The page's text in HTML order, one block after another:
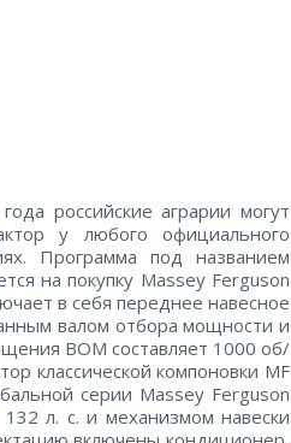
российские аграрии могут
у любого официального
Программа под названием
на покупку Massey Ferguson
в себя переднее навесное
валом отбора мощности и
ВОМ составляет 1000 об/
классической компоновки MF
серии Massey Ferguson
л. с. и механизмом навески